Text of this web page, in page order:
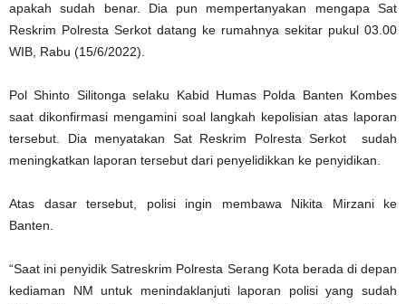
apakah sudah benar. Dia pun mempertanyakan mengapa Sat
Reskrim Polresta Serkot datang ke rumahnya sekitar pukul 03.00
WIB, Rabu (15/6/2022).
Pol Shinto Silitonga selaku Kabid Humas Polda Banten Kombes
saat dikonfirmasi mengamini soal langkah kepolisian atas laporan
tersebut. Dia menyatakan Sat Reskrim Polresta Serkot sudah
meningkatkan laporan tersebut dari penyelidikkan ke penyidikan.
Atas dasar tersebut, polisi ingin membawa Nikita Mirzani ke
Banten.
“Saat ini penyidik Satreskrim Polresta Serang Kota berada di depan
kediaman NM untuk menindaklanjuti laporan polisi yang sudah